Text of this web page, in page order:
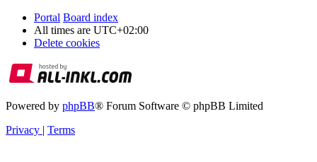
Portal Board index
All times are UTC+02:00
Delete cookies
Powered by phpBB® Forum Software © phpBB Limited
Privacy | Terms